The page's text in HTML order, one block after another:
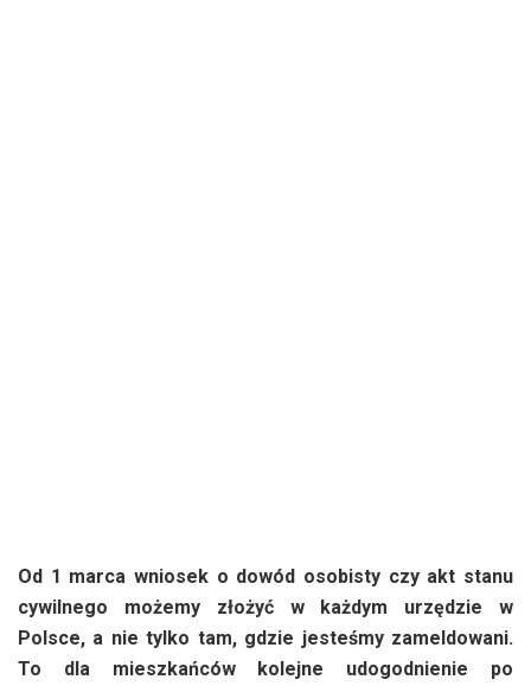
Od 1 marca wniosek o dowód osobisty czy akt stanu
cywilnego możemy złożyć w każdym urzędzie w
Polsce, a nie tylko tam, gdzie jesteśmy zameldowani.
To dla mieszkańców kolejne udogodnienie po